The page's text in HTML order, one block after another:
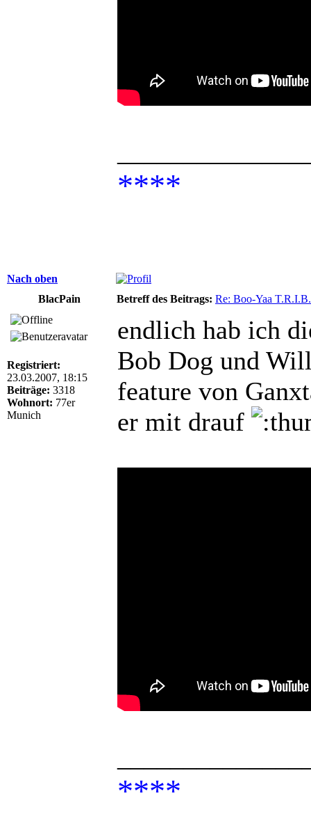
****
Nach oben
BlacPain
Betreff des Beitrags: Re: Boo-Yaa
Registriert:
23.03.2007, 18:15
Beiträge: 3318
Wohnort: 77er
Munich
endlich hab ich
Bob Dog und
feature von
er mit drauf
****